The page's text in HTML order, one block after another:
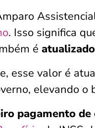
. Isso significa
é
esse valor é
elevando o
pagamento de